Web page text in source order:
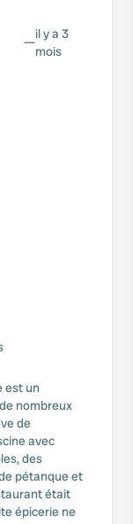
—il y a 3
mois
est un
nombreux
de
avec
des
pétanque et
était
épicerie ne